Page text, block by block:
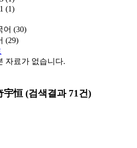
(1)
어 (30)
(29)
자료가 없습니다.
宇恒 (검색결과 71건)